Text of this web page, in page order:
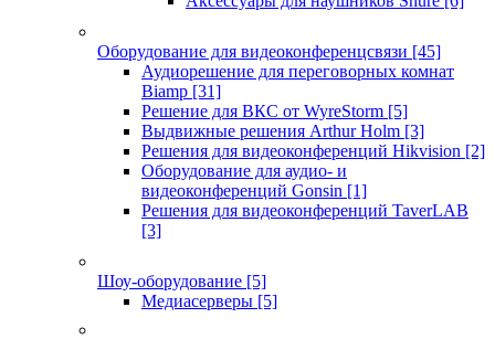
Оборудование для видеоконференцсвязи [45]
Аудиорешение для переговорных комнат
Biamp [31]
Решение для ВКС от WyreStorm [5]
Выдвижные решения Arthur Holm [3]
Решения для видеоконференций Hikvision [2]
Оборудование для аудио- и
видеоконференций Gonsin [1]
Решения для видеоконференций TaverLAB
[3]
Шоу-оборудование [5]
Медиасерверы [5]